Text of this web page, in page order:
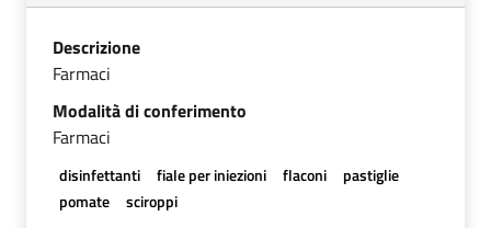
Descrizione
Farmaci
Modalità di conferimento
Farmaci
disinfettanti fiale per iniezioni flaconi
pastiglie
pomate
sciroppi